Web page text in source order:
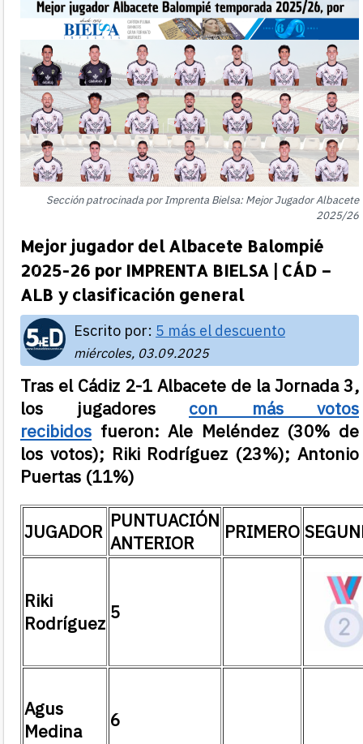
Sección patrocinada por Imprenta Bielsa: Mejor Jugador Albacete
2025/26
Mejor jugador del Albacete Balompié
2025-26 por IMPRENTA BIELSA | CÁD –
ALB y clasificación general
Escrito por: 5 más el descuento
miércoles, 03.09.2025
Tras el Cádiz 2-1 Albacete de la Jornada 3,
los jugadores con más votos
recibidos fueron:Ale Meléndez (30% de
los votos); Riki Rodríguez (23%); Antonio
Puertas (11%)
JUGADOR PUNTUACIÓN
ANTERIOR
PRIMERO
Riki
Rodríguez 5
Agus
Medina
6